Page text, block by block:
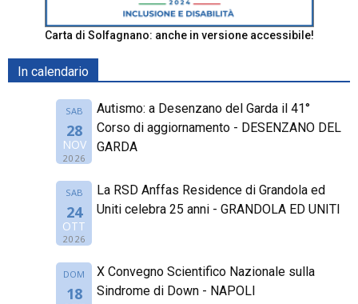
Carta di Solfagnano: anche in versione accessibile!
In calendario
SAB
28
NOV
2026
Autismo: a Desenzano del Garda il 41°
Corso di aggiornamento - DESENZANO DEL
GARDA
SAB
24
OTT
2026
La RSD Anffas Residence di Grandola ed
Uniti celebra 25 anni - GRANDOLA ED UNITI
DOM
18
X Convegno Scientifico Nazionale sulla
Sindrome di Down - NAPOLI